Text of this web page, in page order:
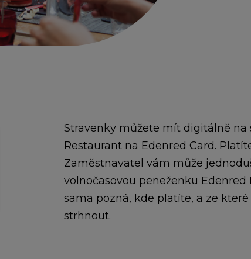
Stravenky můžete mít digitálně na
Restaurant na Edenred Card.
Zaměstnavatel vám může
volnočasovou peneženku Edenred
sama pozná, kde platíte, a ze
strhnout.